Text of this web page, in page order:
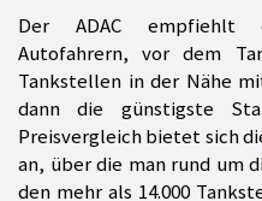
Der ADAC empfiehlt
Autofahrern, vor dem
Tankstellen in der Nähe
dann die günstigste
Preisvergleich bietet sich
an, über die man rund um
den mehr als 14.000